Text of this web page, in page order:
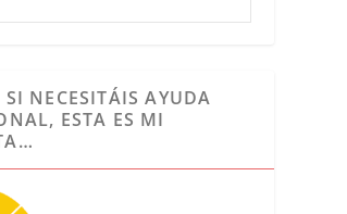
NECESITÁIS AYUDA
ESTA ES MI